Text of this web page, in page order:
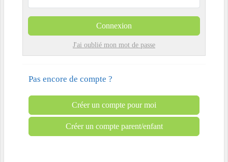
Connexion
J'ai oublié mon mot de passe
Pas encore de compte ?
Créer un compte pour moi
Créer un compte parent/enfant